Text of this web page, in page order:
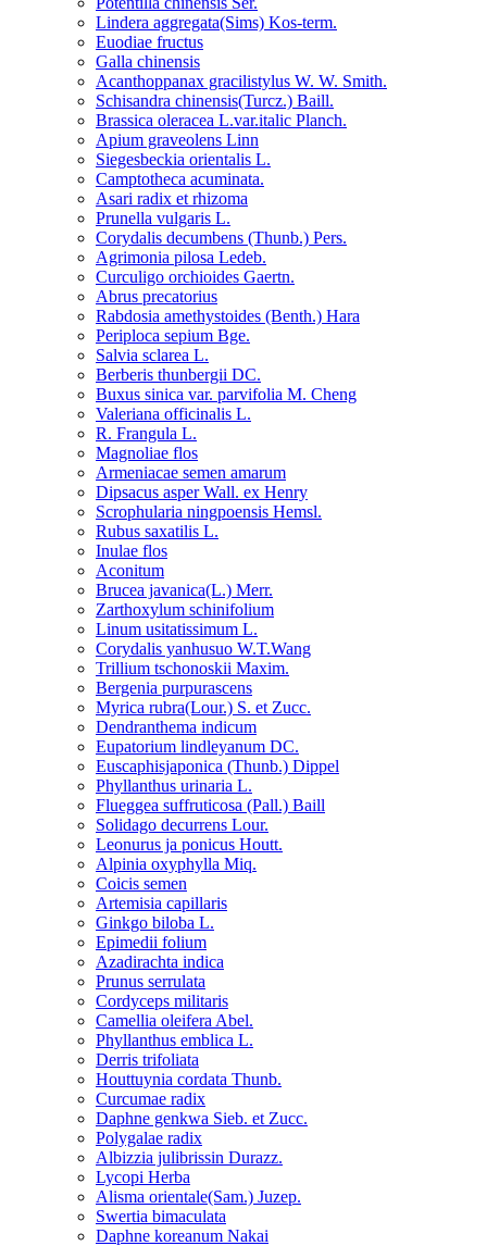
Lindera aggregata(Sims) Kos-term.
Euodiae fructus
Galla chinensis
Acanthoppanax gracilistylus W. W. Smith.
Schisandra chinensis(Turcz.) Baill.
Brassica oleracea L.var.italic Planch.
Apium graveolens Linn
Siegesbeckia orientalis L.
Camptotheca acuminata.
Asari radix et rhizoma
Prunella vulgaris L.
Corydalis decumbens (Thunb.) Pers.
Agrimonia pilosa Ledeb.
Curculigo orchioides Gaertn.
Abrus precatorius
Rabdosia amethystoides (Benth.) Hara
Periploca sepium Bge.
Salvia sclarea L.
Berberis thunbergii DC.
Buxus sinica var. parvifolia M. Cheng
Valeriana officinalis L.
R. Frangula L.
Magnoliae flos
Armeniacae semen amarum
Dipsacus asper Wall. ex Henry
Scrophularia ningpoensis Hemsl.
Rubus saxatilis L.
Inulae flos
Aconitum
Brucea javanica(L.) Merr.
Zarthoxylum schinifolium
Linum usitatissimum L.
Corydalis yanhusuo W.T.Wang
Trillium tschonoskii Maxim.
Bergenia purpurascens
Myrica rubra(Lour.) S. et Zucc.
Dendranthema indicum
Eupatorium lindleyanum DC.
Euscaphisjaponica (Thunb.) Dippel
Phyllanthus urinaria L.
Flueggea suffruticosa (Pall.) Baill
Solidago decurrens Lour.
Leonurus ja ponicus Houtt.
Alpinia oxyphylla Miq.
Coicis semen
Artemisia capillaris
Ginkgo biloba L.
Epimedii folium
Azadirachta indica
Prunus serrulata
Cordyceps militaris
Camellia oleifera Abel.
Phyllanthus emblica L.
Derris trifoliata
Houttuynia cordata Thunb.
Curcumae radix
Daphne genkwa Sieb. et Zucc.
Polygalae radix
Albizzia julibrissin Durazz.
Lycopi Herba
Alisma orientale(Sam.) Juzep.
Swertia bimaculata
Daphne koreanum Nakai